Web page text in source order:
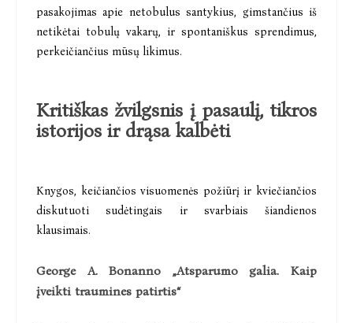
pasakojimas apie netobulus santykius, gimstančius iš
netikėtai tobulų vakarų, ir spontaniškus sprendimus,
perkeičiančius mūsų likimus.
Kritiškas žvilgsnis į pasaulį, tikros
istorijos ir drąsa kalbėti
Knygos, keičiančios visuomenės požiūrį ir kviečiančios
diskutuoti sudėtingais ir svarbiais šiandienos
klausimais.
George A. Bonanno „Atsparumo galia. Kaip
įveikti traumines patirtis“